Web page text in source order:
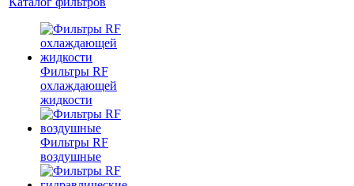
Фильтры RF
охлаждающей
жидкости
Фильтры RF
воздушные